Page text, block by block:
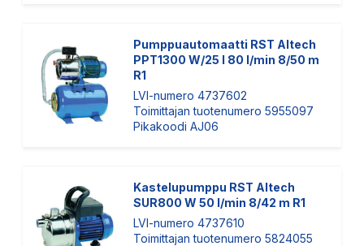
Pumppuautomaatti RST Altech
PPT1300 W/25 l 80 l/min 8/50 m
R1
LVI-numero 4737602
Toimittajan tuotenumero 5955097
Pikakoodi AJ06
Kastelupumppu RST Altech
SUR800 W 50 l/min 8/42 m R1
LVI-numero 4737610
Toimittajan tuotenumero 5824055